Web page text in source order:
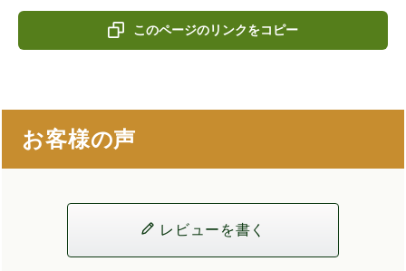
このページのリンクをコピー
お客様の声
レビューを書く